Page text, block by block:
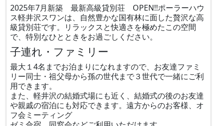
2025年7月新築 最新高級貸別荘 OPEN!!ポーラーハウ
ス軽井沢スワンは、自然豊かな国有林に面した贅沢な高
級貸別荘です。リラックスと快適さを極めたこの空間
で、特別なひとときをお過ごしください。
子連れ・ファミリー
最大１4名までお泊まりになれますので、お友達ファミ
リー同士・祖父母から孫の世代まで３世代で一緒にご利
用できます。
また、軽井沢の結婚式場にも近く、結婚式の後のお友達
や親戚の宿泊にも対応できます。遠方からのお客様、オ
フ会ミーティング